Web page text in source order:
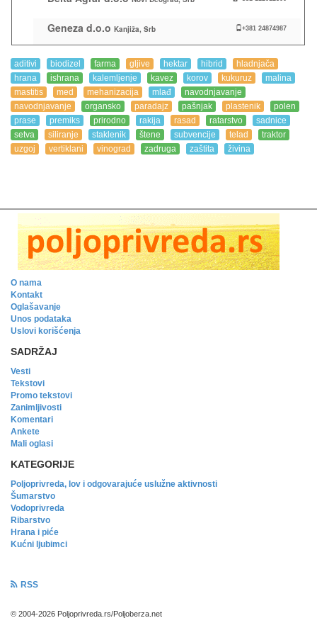
Geneza d.o.o Kanjiža, Srb +381 24874987
aditivi biodizel farma gljive hektar hibrid
hladnjača
hrana
ishrana kalemljenje kavez korov kukuruz
malina
mastitis
med mehanizacija mlađ
navodnjavanje
navodnjavanje
organsko paradajz pašnjak plastenik
polen
prase
premiks prirodno rakija rasad ratarstvo
sadnice
setva
siliranje staklenik štene subvencije telad
traktor
uzgoj
vertiklani vinograd zadruga zaštita živina
O nama
Kontakt
Oglašavanje
Unos podataka
Uslovi korišćenja
SADRŽAJ
Vesti
Tekstovi
Promo tekstovi
Zanimljivosti
Komentari
Ankete
Mali oglasi
KATEGORIJE
Poljoprivreda, lov i odgovarajuće uslužne aktivnosti
Šumarstvo
Vodoprivreda
Ribarstvo
Hrana i piće
Kućni ljubimci
RSS
© 2004-2026 Poljoprivreda.rs/Poljoberza.net